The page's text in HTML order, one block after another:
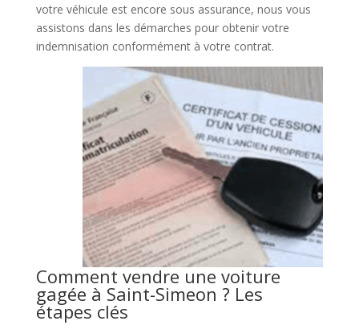
votre véhicule est encore sous assurance, nous vous
assistons dans les démarches pour obtenir votre
indemnisation conformément à votre contrat.
Comment vendre une voiture
gagée à Saint-Simeon ? Les
étapes clés